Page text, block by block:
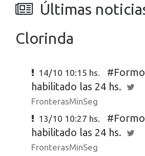
Últimas
Clorinda
14/10 10:15 hs.
habilitado las 24 hs.
FronterasMinSeg
13/10 10:27 hs.
habilitado las 24 hs.
FronterasMinSeg